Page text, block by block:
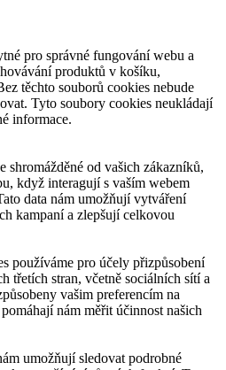
pro správné fungování webu a
produktů v košíku,
těchto souborů cookies nebude
Tyto soubory cookies neukládají
informace.
shromážděné od vašich zákazníků,
když interagují s vaším webem
data nám umožňují vytváření
kampaní a zlepšují celkovou
používáme pro účely přizpůsobení
třetích stran, včetně sociálních sítí a
vašim preferencím na
nám měřit účinnost našich
umožňují sledovat podrobné